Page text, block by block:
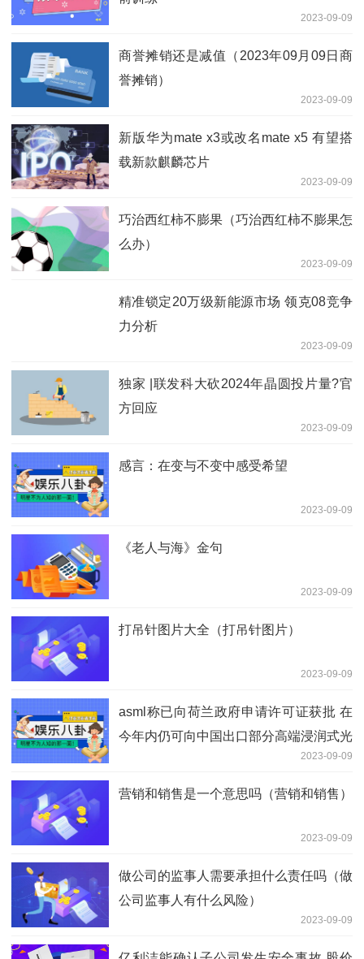
2023-09-09
商誉摊销还是减值（2023年09月09日商
誉摊销）
2023-09-09
新版华为mate x3或改名mate x5 有望搭
载新款麒麟芯片
2023-09-09
巧治西红柿不膨果（巧治西红柿不膨果怎
么办）
2023-09-09
精准锁定20万级新能源市场 领克08竞争
力分析
2023-09-09
独家 |联发科大砍2024年晶圆投片量?官
方回应
2023-09-09
感言：在变与不变中感受希望
2023-09-09
《老人与海》金句
2023-09-09
打吊针图片大全（打吊针图片）
2023-09-09
asml称已向荷兰政府申请许可证获批 在
今年内仍可向中国出口部分高端浸润式光
2023-09-09
营销和销售是一个意思吗（营销和销售）
2023-09-09
做公司的监事人需要承担什么责任吗（做
公司监事人有什么风险）
2023-09-09